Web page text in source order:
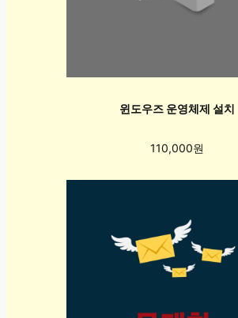
윈도우즈 운영체제 설치
110,000원